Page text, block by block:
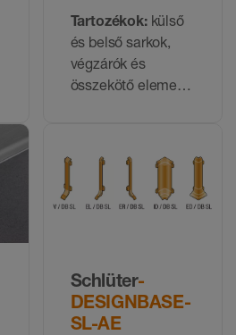
Tartozékok:külső
és belső sarkok,
végzárók és
összekötő elemek
Schlüter-
DESIGNBASE-
SL-AE